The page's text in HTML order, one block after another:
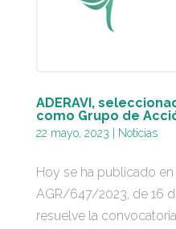
ADERAVI,
como Grupo de
22 mayo, 2023 Noticias
Hoy se ha publicado en
AGR/647/2023, de 16
resuelve la